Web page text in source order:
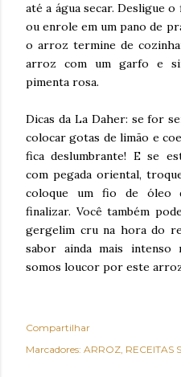
até a água secar. Desligue
ou enrole em um pano de
o arroz termine de
arroz com um garfo e
pimenta rosa.
Dicas da La Daher: se for
colocar gotas de limão e
fica deslumbrante! E se
com pegada oriental,
coloque um fio de óleo
finalizar. Você também
gergelim cru na hora do
sabor ainda mais intenso
somos loucor por este
Compartilhar
Marcadores: ARROZ RECEITAS